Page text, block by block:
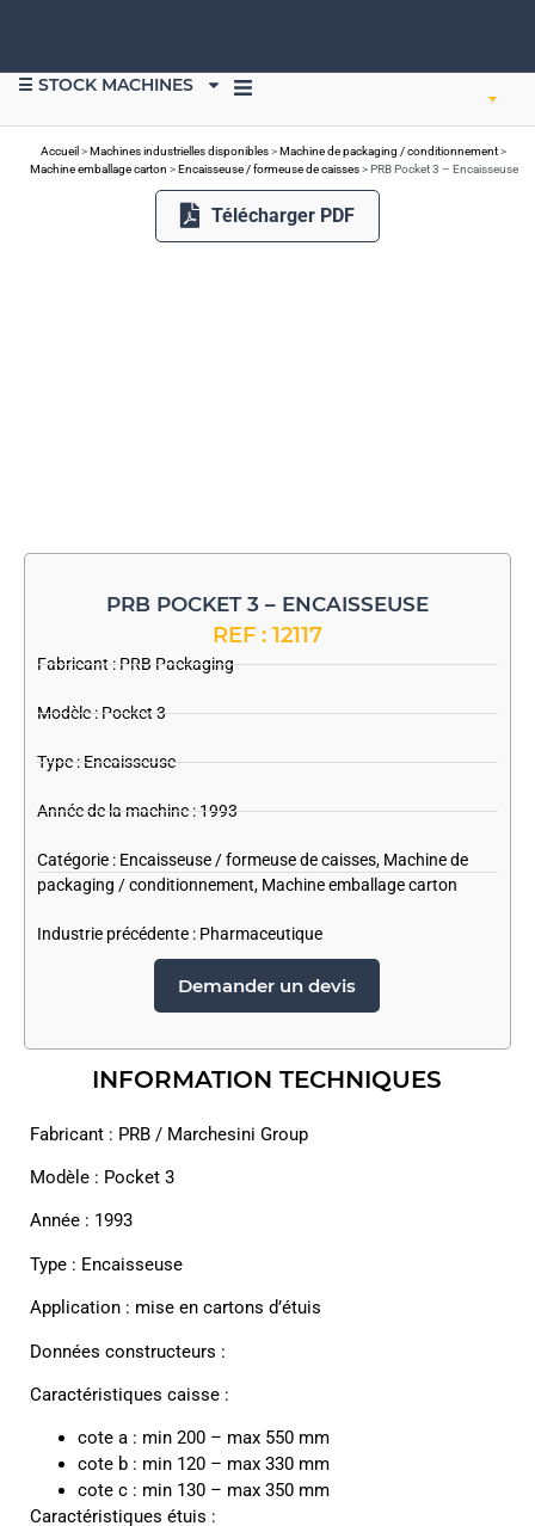
☰ STOCK MACHINES
Accueil >Machines industrielles disponibles>Machine de packaging / conditionnement>
Machine emballage carton >Encaisseuse / formeuse de caisses>PRB Pocket 3 – Encaisseuse
Télécharger PDF
PRB POCKET 3 – ENCAISSEUSE
REF : 12117
Fabricant :PRB Packaging
Modèle : Pocket 3
Type : Encaisseuse
Année de la machine : 1993
Catégorie : Encaisseuse / formeuse de caisses, Machine de
packaging / conditionnement, Machine emballage carton
Industrie précédente : Pharmaceutique
Demander un devis
INFORMATION TECHNIQUES
Fabricant : PRB / Marchesini Group
Modèle : Pocket 3
Année : 1993
Type : Encaisseuse
Application : mise en cartons d’étuis
Données constructeurs :
Caractéristiques caisse :
cote a : min 200 – max 550 mm
cote b : min 120 – max 330 mm
cote c : min 130 – max 350 mm
Caractéristiques étuis :